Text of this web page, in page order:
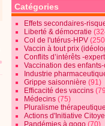
Catégories
Effets secondaires-
Liberté & démocratie
Col de l'utérus-HPV
Vaccin à tout prix
Conflits d’intérêts -
Vaccination des
Industrie
Grippe saisonnière (91)
Efficacité des vaccins
Médecins (75)
Pluralisme thérapeutique
Actions d'Initiative
Pandémies à gogo (70)